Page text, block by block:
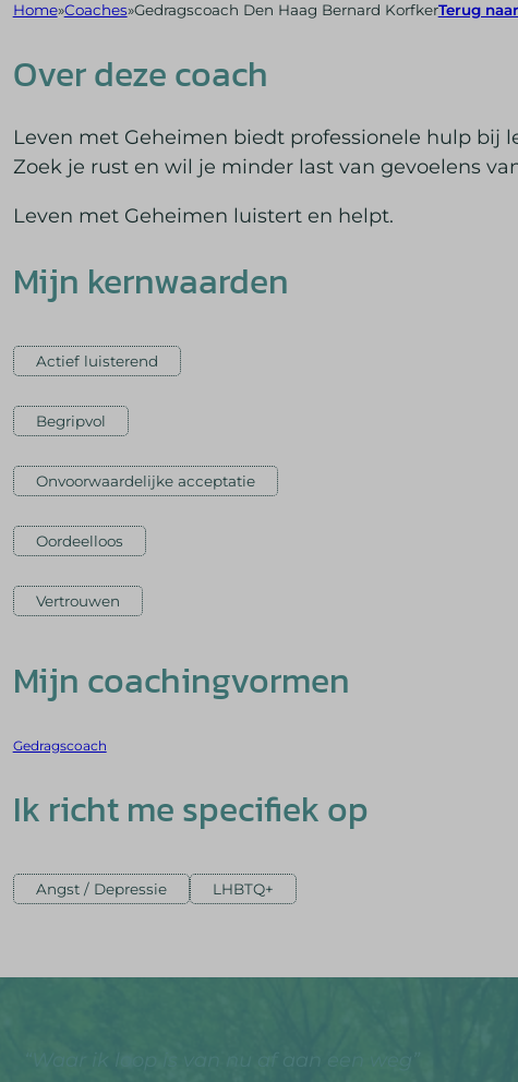
Home Coaches Gedragscoach Den Haag Bernard KorfkerTerug
Over deze coach
Leven met Geheimen biedt professionele hulp bij
Zoek je rust en wil je minder last van gevoelens
Leven met Geheimen luistert en helpt.
Mijn kernwaarden
Actief luisterend
Begripvol
Onvoorwaardelijke acceptatie
Oordeelloos
Vertrouwen
Mijn coachingvormen
Gedragscoach
Ik richt me specifiek op
Angst / Depressie LHBTQ+